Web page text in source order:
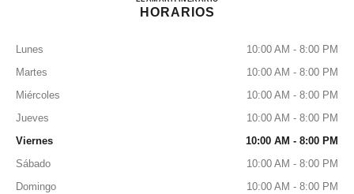
HORARIOS
Lunes
10:00 AM - 8:00 PM
Martes
10:00 AM - 8:00 PM
Miércoles
10:00 AM - 8:00 PM
Jueves
10:00 AM - 8:00 PM
Viernes
10:00 AM - 8:00 PM
Sábado
10:00 AM - 8:00 PM
Domingo
10:00 AM - 8:00 PM
resultado de los filtros por: RELOJERÍA Y JOYERÍA